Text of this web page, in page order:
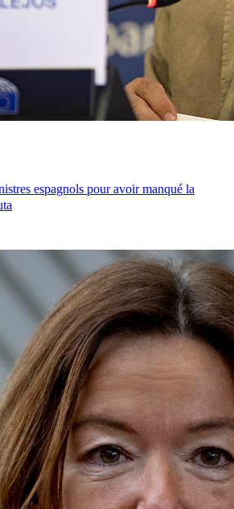
espagnols pour avoir manqué la